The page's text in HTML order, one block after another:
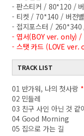
- 판스티커 / 80*120 /
- 티켓 / 70*140 / 버전
- 접지포스터 / 260*340
- 엽서(BOY ver. only)
- 스탯 카드 (LOVE
TRACK LIST
01 반가워, 나의 첫사랑
02 민들레
03 친구 사인 아닌 것 같
04 Good Morning
05 집으로 가는 길